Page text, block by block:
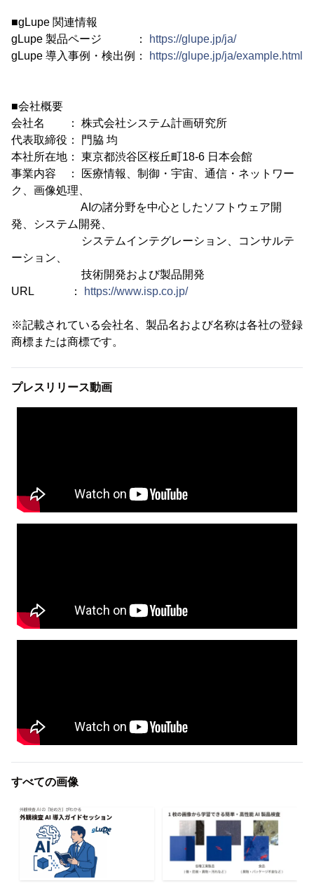
■gLupe 関連情報
gLupe 製品ページ ：
https://glupe.jp/ja/
gLupe 導入事例・検出例：
https://glupe.jp/ja/example.html
■会社概要
会社名 ： 株式会社システム計画研究所
代表取締役： 門脇 均
本社所在地： 東京都渋谷区桜丘町18-6 日本会館
事業内容 ： 医療情報、制御・宇宙、通信・ネットワー
ク、画像処理、
AIの諸分野を中心としたソフトウェア開
発、システム開発、
システムインテグレーション、コンサルテ
ーション、
技術開発および製品開発
URL ：
https://www.isp.co.jp/
※記載されている会社名、製品名および名称は各社の登録
商標または商標です。
プレスリリース動画
すべての画像